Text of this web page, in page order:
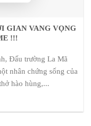
GIAN VANG VỌNG
!!!
Đấu trường La Mã
nhân chứng sống của
hào hùng,...